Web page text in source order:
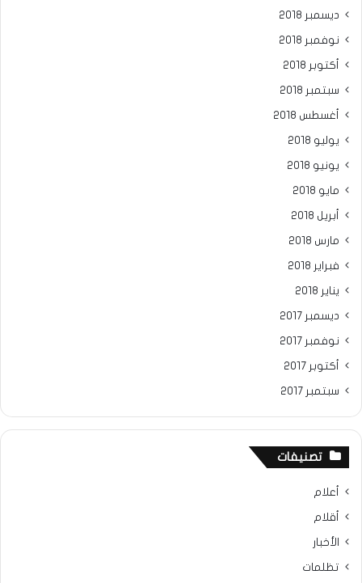
ديسمبر 2018
نوفمبر 2018
أكتوبر 2018
سبتمبر 2018
أغسطس 2018
يوليو 2018
يونيو 2018
مايو 2018
أبريل 2018
مارس 2018
فبراير 2018
يناير 2018
ديسمبر 2017
نوفمبر 2017
أكتوبر 2017
سبتمبر 2017
تصنيفات
أعلام
أقلام
الأخبار
تظلمات